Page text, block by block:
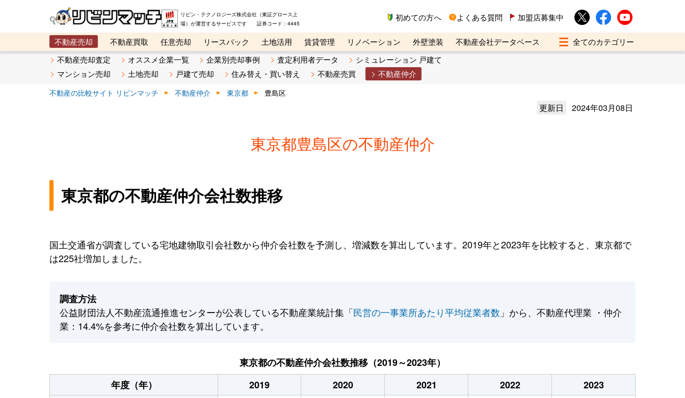
リビン・テクノロジーズ株式会社（東証グロース上
場）が運営するサービスです 証券コード：4445
初めての方へ よくある質問 加盟店募集中
不動産売却 不動産買取 任意売却 リースバック 土地活用 賃貸管理 リノベーション 外壁塗装
不動産会社データベース
メタ住宅展示場
ベスト不動産カンパニー オンライン講座 リビンマガジンBiz 不動産売却ご相談デスク
不動産売却査定 オススメ企業一覧 企業別売却事例 査定利用者データ
シミュレーション 戸建て
マンション売却
土地売却 戸建て売却 住み替え・買い替え 不動産売買 不動産仲介
不動産の比較サイト リビンマッチ 不動産仲介 東京都 豊島区
更新日 2024年03月08日
東京都豊島区の不動産仲介
東京都の不動産仲介会社数推移
国土交通省が調査している宅地建物取引会社数から仲介会社数を予測し、増減数を算出しています。2019年と2023年を比較すると、東京都で
は225社増加しました。
調査方法
公益財団法人不動産流通推進センターが公表している不動産業統計集「民営の一事業所あたり平均従業者数 」から、不動産代理業 ・仲介
業：14.4%を参考に仲介会社数を算出しています。
東京都の不動産仲介会社数推移（2019～2023年）
年度（年）
2019 2020 2021 2022
2023